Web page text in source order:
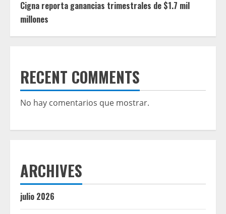
Cigna reporta ganancias trimestrales de $1.7 mil
millones
RECENT COMMENTS
No hay comentarios que mostrar.
ARCHIVES
julio 2026